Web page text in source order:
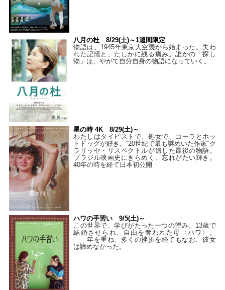
八月の杜 8/29(土)～1週間限定
物語は、1945年東京大空襲から始まった。失わ
れた記憶と、たしかに残る痛み。誰かの「探し
物」は、やがて自分自身の物語になっていく。
星の時 4K 8/29(土)～
わたしはタイピストで、処⼥で、コーラとホッ
トドッグが好き。“20世紀で最も謎めいた作家”ク
ラリッセ・リスペクトルが遺した最後の物語。
ブラジル映画史にきらめく、忘れがたい輝き。
40年の時を経て⽇本初公開
ハワの手習い 9/5(土)～
この世界で、学びがたった一つの望み。13歳で
結婚させられ、自由を奪われた母〈ハワ〉。
——年を重ね、多くの挫折を経てもなお、彼女
は諦めなかった。